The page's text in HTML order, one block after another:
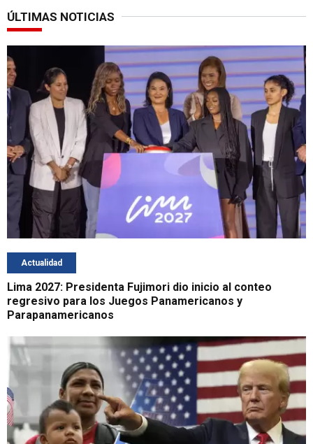
ÚLTIMAS NOTICIAS
Actualidad
Lima 2027: Presidenta Fujimori dio inicio al conteo
regresivo para los Juegos Panamericanos y
Parapanamericanos